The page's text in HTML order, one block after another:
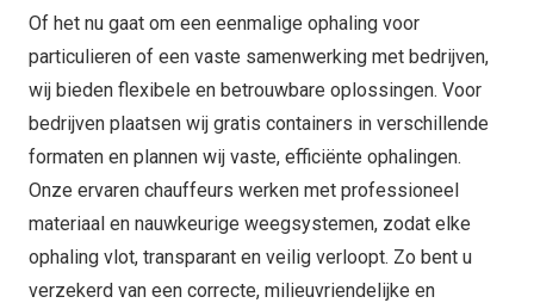
Of het nu gaat om een eenmalige ophaling voor
particulieren of een vaste samenwerking met bedrijven,
wij bieden flexibele en betrouwbare oplossingen. Voor
bedrijven plaatsen wij gratis containers in verschillende
formaten en plannen wij vaste, efficiënte ophalingen.
Onze ervaren chauffeurs werken met professioneel
materiaal en nauwkeurige weegsystemen, zodat elke
ophaling vlot, transparant en veilig verloopt. Zo bent u
verzekerd van een correcte, milieuvriendelijke en